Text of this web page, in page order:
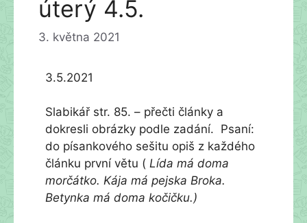
úterý 4.5.
3. května 2021
3.5.2021
Slabikář str. 85. – přečti články a
dokresli obrázky podle zadání. Psaní:
do písankového sešitu opiš z každého
článku první větu ( Lída má doma
morčátko. Kája má pejska Broka.
Betynka má doma kočičku.)